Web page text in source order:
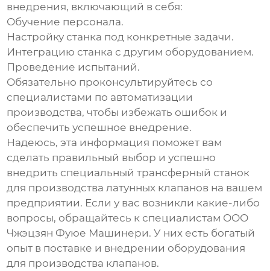
внедрения, включающий в себя:
Обучение персонала.
Настройку станка под конкретные задачи.
Интеграцию станка с другим оборудованием.
Проведение испытаний.
Обязательно проконсультируйтесь со
специалистами по автоматизации
производства, чтобы избежать ошибок и
обеспечить успешное внедрение.
Надеюсь, эта информация поможет вам
сделать правильный выбор и успешно
внедрить специальный трансферный станок
для производства латунных клапанов на вашем
предприятии. Если у вас возникли какие-либо
вопросы, обращайтесь к специалистам ООО
Чжэцзян Фуюе Машинери. У них есть богатый
опыт в поставке и внедрении оборудования
для производства клапанов.